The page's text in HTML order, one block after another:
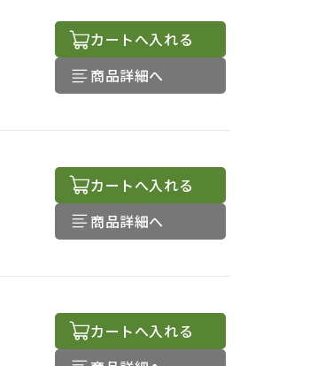
カートへ入れる
商品詳細へ
カートへ入れる
商品詳細へ
カートへ入れる